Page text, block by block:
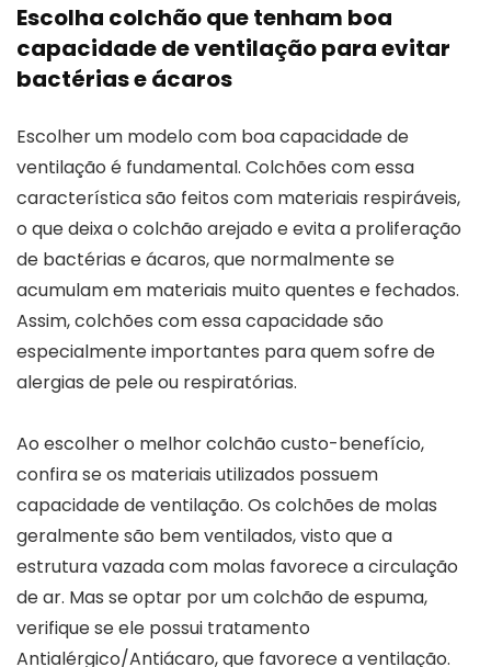
Escolha colchão que tenham boa
capacidade de ventilação para evitar
bactérias e ácaros
Escolher um modelo com boa capacidade de
ventilação é fundamental. Colchões com essa
característica são feitos com materiais respiráveis,
o que deixa o colchão arejado e evita a proliferação
de bactérias e ácaros, que normalmente se
acumulam em materiais muito quentes e fechados.
Assim, colchões com essa capacidade são
especialmente importantes para quem sofre de
alergias de pele ou respiratórias.
Ao escolher o melhor colchão custo-benefício,
confira se os materiais utilizados possuem
capacidade de ventilação. Os colchões de molas
geralmente são bem ventilados, visto que a
estrutura vazada com molas favorece a circulação
de ar. Mas se optar por um colchão de espuma,
verifique se ele possui tratamento
Antialérgico/Antiácaro, que favorece a ventilação.